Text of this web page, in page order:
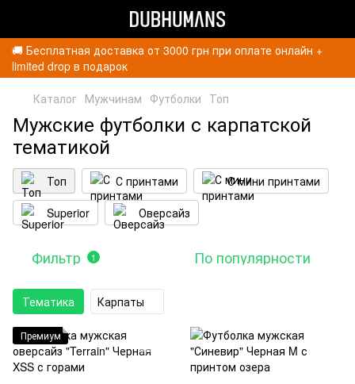
🚚 Бесплатная доставка от 3000 грн при оплате онлайн +
limited drop в подарок
Каталог Мужчинам Футболки Топ
Мужские футболки с карпатской
тематикой
Топ С принтами
С мини принтами
Superior
Оверсайз
Фильтр 1 По популярности
Тематика Карпаты
Премиум